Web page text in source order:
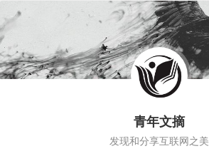
青年文摘
发现和分享互联网之美